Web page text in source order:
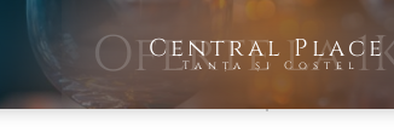
Central Place
Tanța și Costel
Oferte la